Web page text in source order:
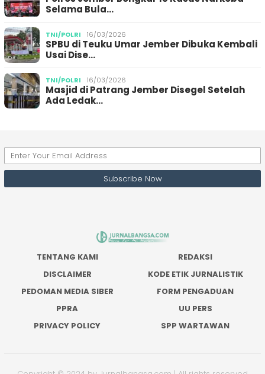
Selama Bula…
TNI/POLRI 16/03/2026
SPBU di Teuku Umar Jember Dibuka Kembali
Usai Dise…
TNI/POLRI 16/03/2026
Masjid di Patrang Jember Disegel Setelah
Ada Ledak…
TENTANG KAMI
REDAKSI
DISCLAIMER
KODE ETIK JURNALISTIK
PEDOMAN MEDIA SIBER
FORM PENGADUAN
PPRA
UU PERS
PRIVACY POLICY
SPP WARTAWAN